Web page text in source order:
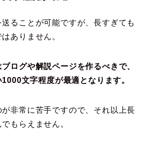
送ることが可能ですが、長すぎても
ありません。
ログや解説ページを作るべきで、
文字程度が最適となります。
が非常に苦手ですので、それ以上長
もらえません。